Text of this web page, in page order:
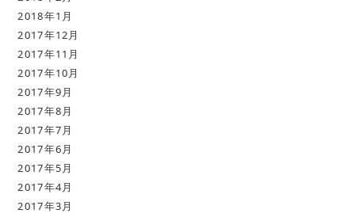
2018年1月
2017年12月
2017年11月
2017年10月
2017年9月
2017年8月
2017年7月
2017年6月
2017年5月
2017年4月
2017年3月